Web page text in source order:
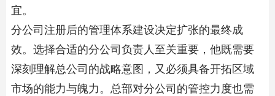
宜。
分公司注册后的管理体系建设决定扩张的最终成
效。选择合适的分公司负责人至关重要，他既需要
深刻理解总公司的战略意图，又必须具备开拓区域
市场的能力与魄力。总部对分公司的管控力度也需